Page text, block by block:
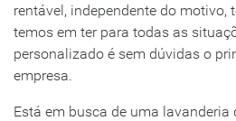
rentável, independente do motivo,
temos em ter para todas as
personalizado é sem dúvidas o
empresa.
Está em busca de uma lavanderia